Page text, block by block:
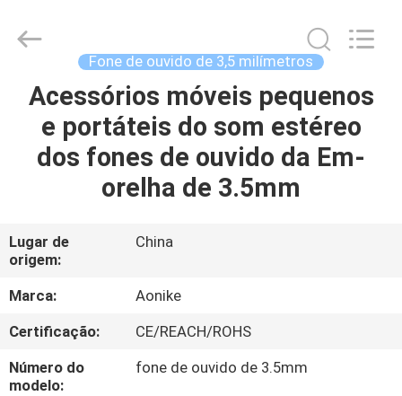
CASA
PRODUTOS
NÓS
EXCURSÃO
DA
FÁBRICA
Shengpai
Electronics
Reserved.
Fone de ouvido de 3,5 milímetros
Acessórios móveis pequenos
e portáteis do som estéreo
dos fones de ouvido da Em-
orelha de 3.5mm
Lugar de
origem:
China
Marca:
Aonike
Certificação:
CE/REACH/ROHS
Número do
modelo:
fone de ouvido de 3.5mm